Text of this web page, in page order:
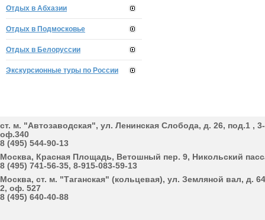
Отдых в Абхазии
Отдых в Подмосковье
Отдых в Белоруссии
Экскурсионные туры по России
cт. м. "Автозаводская", ул. Ленинская Cлобода, д. 26, под.1 ,
оф.340
8 (495) 544-90-13
Москва, Красная Площадь, Ветошный пер. 9, Никольский
8 (495) 741-56-35, 8-915-083-59-13
Москва, cт. м. "Таганская" (кольцевая), ул. Земляной вал, д.
2, оф. 527
8 (495) 640-40-88